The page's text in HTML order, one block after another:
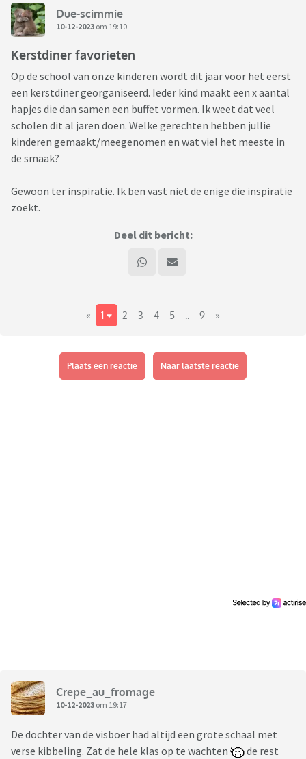
Due-scimmie
10-12-2023 om 19:10
Kerstdiner favorieten
Op de school van onze kinderen wordt dit jaar voor het eerst
een kerstdiner georganiseerd. Ieder kind maakt een x aantal
hapjes die dan samen een buffet vormen. Ik weet dat veel
scholen dit al jaren doen. Welke gerechten hebben jullie
kinderen gemaakt/meegenomen en wat viel het meeste in
de smaak?
Gewoon ter inspiratie. Ik ben vast niet de enige die inspiratie
zoekt.
Deel dit bericht:
« 1 2 3 4 5 9 »
Plaats een reactie Naar laatste reactie
Crepe_au_fromage
10-12-2023 om 19:17
De dochter van de visboer had altijd een grote schaal met
verse kibbeling. Zat de hele klas op te wachten
de rest